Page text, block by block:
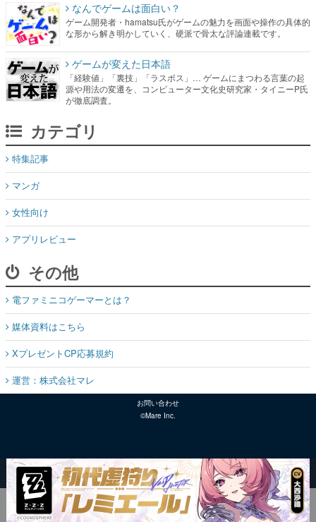
なんでゲームは面白い？
ゲーム開発者・hamatsu氏がゲームの魅力を画面や操作の具体的
な形から解き明かしていく、硬派で骨太な評論連載です。
ゲームが変えた日本語
「経験値」「裏技」「ラスボス」… ゲームにまつわる言葉の起
源や用法の変遷を、コンピューター文化史研究家・タイニーP氏
が徹底調査。
カテゴリ
特集記事
マンガ
女性向け
アプリレビュー
その他
電ファミニコゲーマーとは？
媒体資料はこちら
XプレゼントCP応募規約
運営：株式会社マレ
お問い合わせ
©Mare Inc.